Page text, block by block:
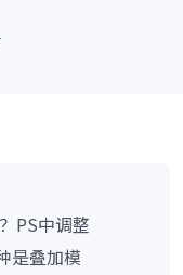
PS中调整
是叠加模